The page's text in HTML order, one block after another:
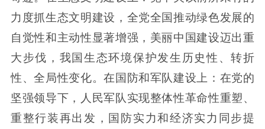
力度抓生态文明建设，全党全国推动绿色发展的
自觉性和主动性显著增强，美丽中国建设迈出重
大步伐，我国生态环境保护发生历史性、转折
性、全局性变化。在国防和军队建设上：在党的
坚强领导下，人民军队实现整体性革命性重塑、
重整行装再出发，国防实力和经济实力同步提